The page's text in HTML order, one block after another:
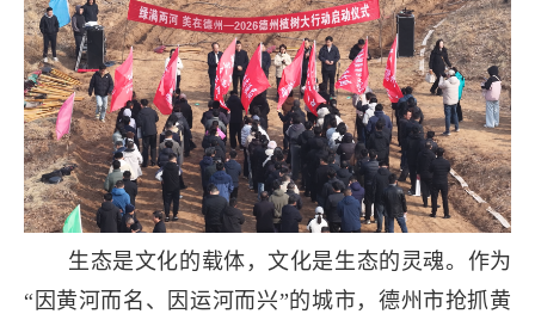
生态是文化的载体，文化是生态的灵魂。作为
“因黄河而名、因运河而兴”的城市，德州市抢抓黄